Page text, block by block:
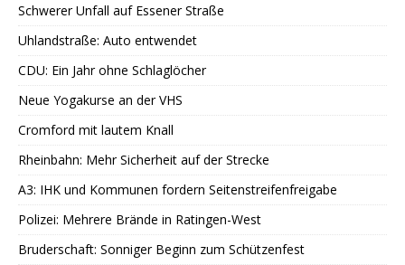
Schwerer Unfall auf Essener Straße
Uhlandstraße: Auto entwendet
CDU: Ein Jahr ohne Schlaglöcher
Neue Yogakurse an der VHS
Cromford mit lautem Knall
Rheinbahn: Mehr Sicherheit auf der Strecke
A3: IHK und Kommunen fordern Seitenstreifenfreigabe
Polizei: Mehrere Brände in Ratingen-West
Bruderschaft: Sonniger Beginn zum Schützenfest